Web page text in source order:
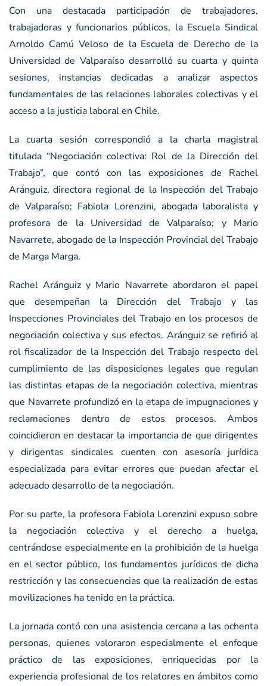
Con una destacada participación de trabajadores,
trabajadoras y funcionarios públicos, la Escuela Sindical
Arnoldo Camú Veloso de la Escuela de Derecho de la
Universidad de Valparaíso desarrolló su cuarta y quinta
sesiones, instancias dedicadas a analizar aspectos
fundamentales de las relaciones laborales colectivas y el
acceso a la justicia laboral en Chile.
La cuarta sesión correspondió a la charla magistral
titulada “Negociación colectiva: Rol de la Dirección del
Trabajo”, que contó con las exposiciones de Rachel
Aránguiz, directora regional de la Inspección del Trabajo
de Valparaíso; Fabiola Lorenzini, abogada laboralista y
profesora de la Universidad de Valparaíso; y Mario
Navarrete, abogado de la Inspección Provincial del Trabajo
de Marga Marga.
Rachel Aránguiz y Mario Navarrete abordaron el papel
que desempeñan la Dirección del Trabajo y las
Inspecciones Provinciales del Trabajo en los procesos de
negociación colectiva y sus efectos. Aránguiz se refirió al
rol fiscalizador de la Inspección del Trabajo respecto del
cumplimiento de las disposiciones legales que regulan
las distintas etapas de la negociación colectiva, mientras
que Navarrete profundizó en la etapa de impugnaciones y
reclamaciones dentro de estos procesos. Ambos
coincidieron en destacar la importancia de que dirigentes
y dirigentas sindicales cuenten con asesoría jurídica
especializada para evitar errores que puedan afectar el
adecuado desarrollo de la negociación.
Por su parte, la profesora Fabiola Lorenzini expuso sobre
la negociación colectiva y el derecho a huelga,
centrándose especialmente en la prohibición de la huelga
en el sector público, los fundamentos jurídicos de dicha
restricción y las consecuencias que la realización de estas
movilizaciones ha tenido en la práctica.
La jornada contó con una asistencia cercana a las ochenta
personas, quienes valoraron especialmente el enfoque
práctico de las exposiciones, enriquecidas por la
experiencia profesional de los relatores en ámbitos como